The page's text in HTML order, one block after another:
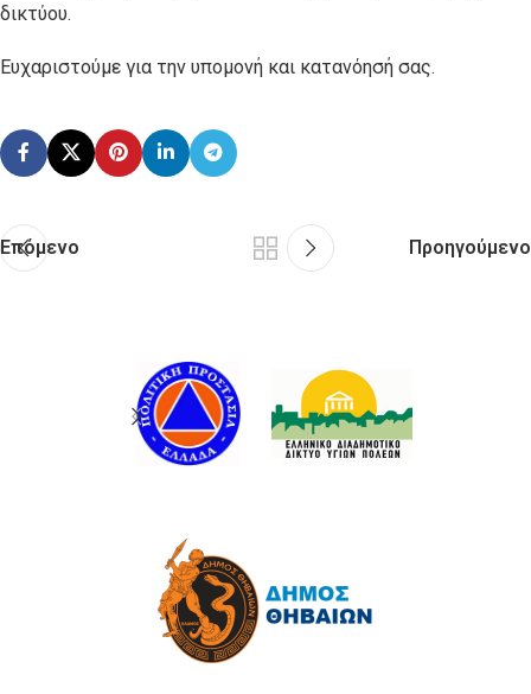
δικτύου.
Ευχαριστούμε για την υπομονή και κατανόησή σας.
Επόμενο Προηγούμενο